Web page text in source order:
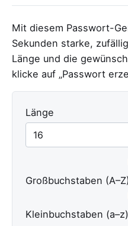
Mit diesem Passwort-
Sekunden starke,
Länge und die
klicke auf „Passwort
Länge
Großbuchstaben
Kleinbuchstaben (a–z)